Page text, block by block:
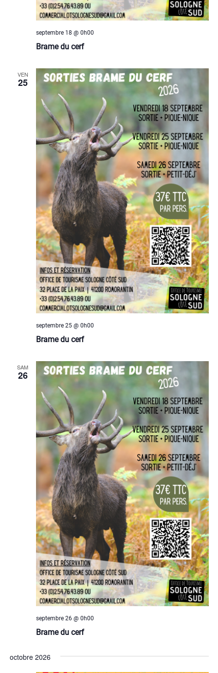
Brame du cerf
septembre 18 @ 0h00
VEN
25
Brame du cerf
septembre 25 @ 0h00
SAM
26
Brame du cerf
septembre 26 @ 0h00
octobre 2026